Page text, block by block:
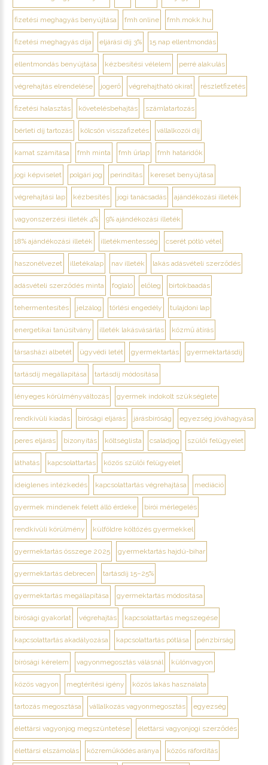
fizetési meghagyás benyújtása fmh online fmh.mokk.hu
fizetési meghagyás díja eljárási díj 3% 15 nap ellentmondás
ellentmondás benyújtása kézbesítési vélelem perré alakulás
végrehajtás elrendelése jogerő végrehajtható okirat részletfizetés
fizetési halasztás követelésbehajtás számlatartozás
bérleti díj tartozás kölcsön visszafizetés vállalkozói díj
kamat számítása fmh minta fmh űrlap fmh határidők
jogi képviselet polgári jog perindítás kereset benyújtása
végrehajtási lap kézbesítés jogi tanácsadás ajándékozási illeték
vagyonszerzési illeték 4% 9% ajándékozási illeték
18% ajándékozási illeték illetékmentesség cserét pótló vétel
haszonélvezet illetékalap nav illeték lakás adásvételi szerződés
adásvételi szerződés minta foglaló előleg birtokbaadás
tehermentesítés jelzálog törlési engedély tulajdoni lap
energetikai tanúsítvány illeték lakásvásárlás közmű átírás
társasházi albetét ügyvédi letét gyermektartás gyermektartásdíj
tartásdíj megállapítása tartásdíj módosítása
lényeges körülményváltozás gyermek indokolt szükséglete
rendkívüli kiadás bírósági eljárás járásbíróság egyezség jóváhagyása
peres eljárás bizonyítás költséglista családjog szülői felügyelet
láthatás kapcsolattartás közös szülői felügyelet
ideiglenes intézkedés kapcsolattartás végrehajtása mediáció
gyermek mindenek felett álló érdeke bírói mérlegelés
rendkívüli körülmény külföldre költözés gyermekkel
gyermektartás összege 2025 gyermektartás hajdú-bihar
gyermektartás debrecen tartásdíj 15–25%
gyermektartás megállapítása gyermektartás módosítása
bírósági gyakorlat végrehajtás kapcsolattartás megszegése
kapcsolattartás akadályozása kapcsolattartás pótlása pénzbírság
bírósági kérelem vagyonmegosztás válásnál különvagyon
közös vagyon megtérítési igény közös lakás használata
tartozás megosztása vállalkozás vagyonmegosztás egyezség
élettársi vagyonjog megszüntetése élettársi vagyonjogi szerződés
élettársi elszámolás közreműködés aránya közös ráfordítás